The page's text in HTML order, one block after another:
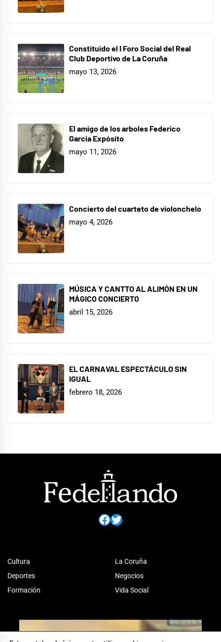
Constituido el I Foro Social del Real
Club Deportivo de La Coruña
mayo 13, 2026
El amigo de los arboles Federico
García Expósito
mayo 11, 2026
Concierto del cuarteto de violonchelo
mayo 4, 2026
MÚSICA Y CANTTO AL ALIMÓN EN UN
MÁGICO CONCIERTO
abril 15, 2026
EL CARNAVAL ESPECTÁCULO SIN
IGUAL
febrero 18, 2026
Facebook
Twitter
Cultura
Deportes
Formación
La Coruña
Negocios
Vida Social